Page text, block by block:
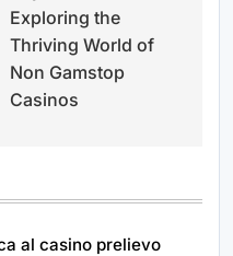
Exploring the
Thriving World of
Non Gamstop
Casinos
al casino prelievo